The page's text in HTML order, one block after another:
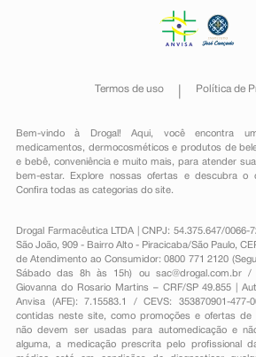
Termos de uso Política de
Bem-vindo à Drogal! Aqui, você encontra
medicamentos , dermocosméticos e produtos de
e bebê, conveniênciae muito mais, para atender
bem-estar. Explore nossas ofertas e descubra o
Confira todas as categorias do site.
Drogal Farmacêutica LTDA | CNPJ: 54.375.647/0066-
São João, 909 - Bairro Alto - Piracicaba/São Paulo,
de Atendimento ao Consumidor: 0800 771 2120
Sábado das 8h às 15h) ou sac@drogal.com.br/
Giovanna do Rosario Martins – CRF/SP 49.855 |
Anvisa (AFE): 7.15583.1 / CEVS: 353870901-477-
contidas neste site, como promoções e ofertas de
não devem ser usadas para automedicação e
alguma, a medicação prescrita pelo profissional